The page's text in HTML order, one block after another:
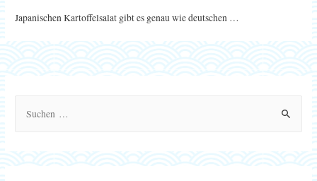
Japanischen Kartoffelsalat gibt es genau wie deutschen …